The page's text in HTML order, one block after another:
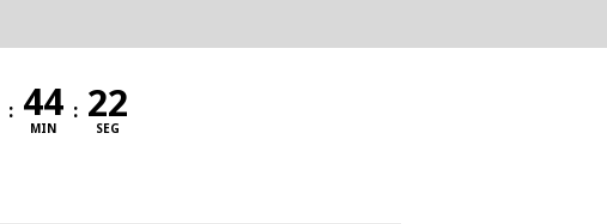
:
MIN
:
SEG